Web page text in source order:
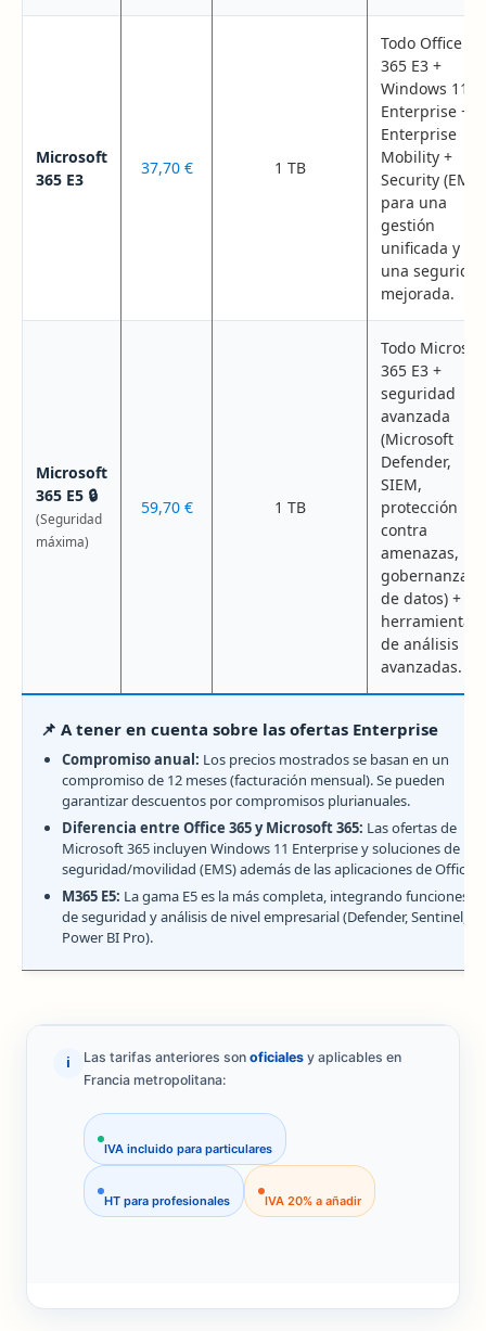
Microsoft
365 E3
37,70 € 1 TB
Todo Office
365 E3 +
Windows 11
Enterprise +
Enterprise
Mobility +
Security (EMS)
para una
gestión
unificada y
una
mejorada.
Microsoft
365 E5 🔒
(Seguridad
máxima)
59,70 € 1 TB
Todo
365 E3 +
seguridad
avanzada
(Microsoft
Defender,
SIEM,
protección
contra
amenazas,
gobernanza
de datos) +
herramientas
de análisis
avanzadas.
📌 A tener en cuenta sobre las ofertas Enterprise
Compromiso anual: Los precios mostrados se basan en un
compromiso de 12 meses (facturación mensual). Se pueden
garantizar descuentos por compromisos plurianuales.
Diferencia entre Office 365 y Microsoft 365: Las ofertas de
Microsoft 365 incluyen Windows 11 Enterprise y soluciones de
seguridad/movilidad (EMS) además de las aplicaciones de Office.
M365 E5: La gama E5 es la más completa, integrando funciones
de seguridad y análisis de nivel empresarial (Defender, Sentinel,
Power BI Pro).
ℹ️ Las tarifas anteriores son oficiales y aplicables en
Francia metropolitana:
IVA incluido para particulares
HT para profesionales IVA 20% a añadir